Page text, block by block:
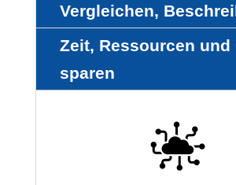
Vergleichen,
Zeit, Ressourcen und
sparen